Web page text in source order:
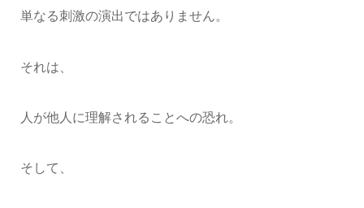
単なる刺激の演出ではありません。
それは、
人が他人に理解されることへの恐れ。
そして、